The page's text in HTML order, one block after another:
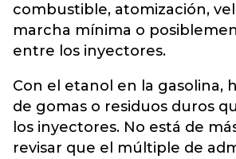
combustible, atomización,
marcha mínima o
entre los inyectores.
Con el etanol en la gasolina,
de gomas o residuos duros
los inyectores. No está de
revisar que el múltiple de